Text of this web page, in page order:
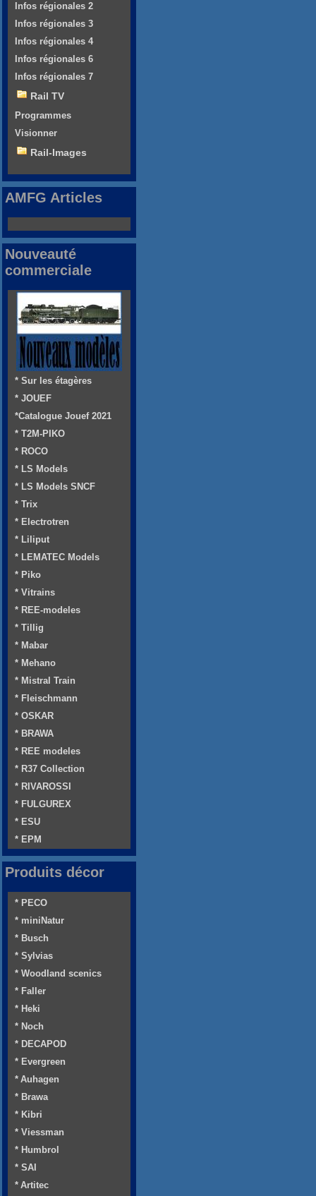
Infos régionales 2
Infos régionales 3
Infos régionales 4
Infos régionales 6
Infos régionales 7
Rail TV
Programmes
Visionner
Rail-Images
AMFG Articles
Nouveauté
commerciale
* Sur les étagères
* JOUEF
*Catalogue Jouef 2021
* T2M-PIKO
* ROCO
* LS Models
* LS Models SNCF
* Trix
* Electrotren
* Liliput
* LEMATEC Models
* Piko
* Vitrains
* REE-modeles
* Tillig
* Mabar
* Mehano
* Mistral Train
* Fleischmann
* OSKAR
* BRAWA
* REE modeles
* R37 Collection
* RIVAROSSI
* FULGUREX
* ESU
* EPM
Produits décor
* PECO
* miniNatur
* Busch
* Sylvias
* Woodland scenics
* Faller
* Heki
* Noch
* DECAPOD
* Evergreen
* Auhagen
* Brawa
* Kibri
* Viessman
* Humbrol
* SAI
* Artitec